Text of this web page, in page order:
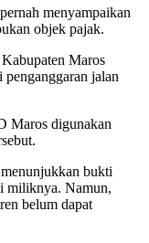
menyampaikan
objek pajak.
Maros
jalan
Maros digunakan
bukti
miliknya. Namun,
belum dapat